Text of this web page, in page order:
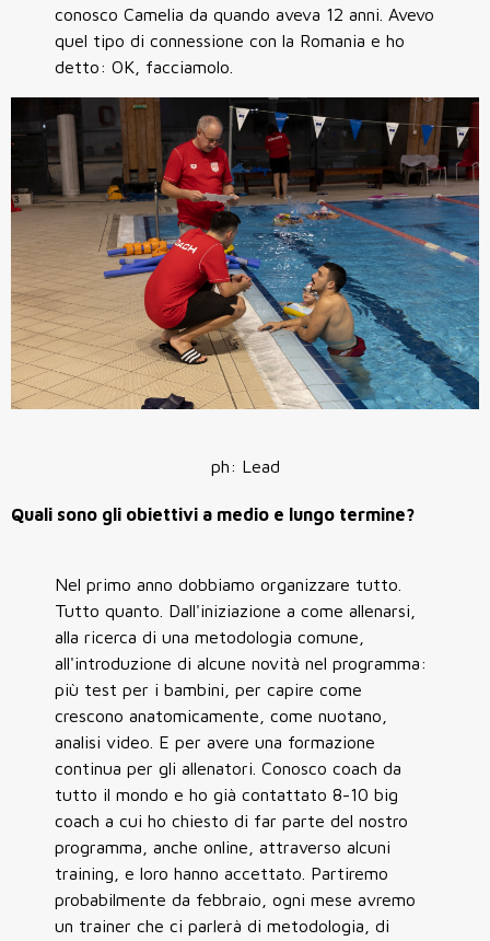
conosco Camelia da quando aveva 12 anni. Avevo
quel tipo di connessione con la Romania e ho
detto: OK, facciamolo.
ph: Lead
Quali sono gli obiettivi a medio e lungo termine?
Nel primo anno dobbiamo organizzare tutto.
Tutto quanto. Dall'iniziazione a come allenarsi,
alla ricerca di una metodologia comune,
all'introduzione di alcune novità nel programma:
più test per i bambini, per capire come
crescono anatomicamente, come nuotano,
analisi video. E per avere una formazione
continua per gli allenatori. Conosco coach da
tutto il mondo e ho già contattato 8-10 big
coach a cui ho chiesto di far parte del nostro
programma, anche online, attraverso alcuni
training, e loro hanno accettato. Partiremo
probabilmente da febbraio, ogni mese avremo
un trainer che ci parlerà di metodologia, di